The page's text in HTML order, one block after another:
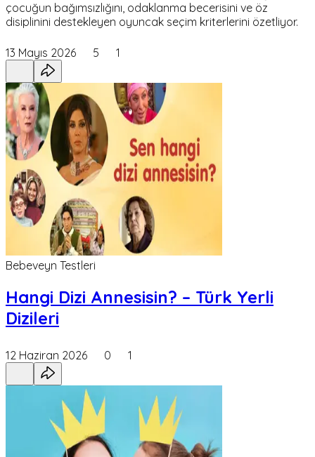
çocuğun bağımsızlığını, odaklanma becerisini ve öz
disiplinini destekleyen oyuncak seçim kriterlerini özetliyor.
13 Mayıs 2026 5 1
Bebeveyn Testleri
Hangi Dizi Annesisin? – Türk Yerli
Dizileri
12 Haziran 2026 0 1